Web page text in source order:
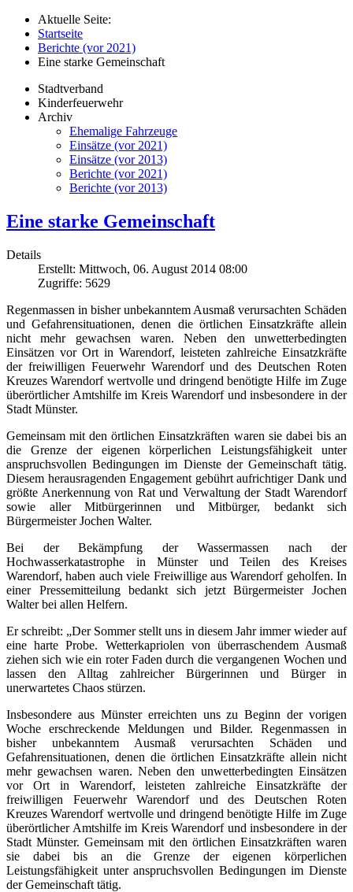
Aktuelle Seite:
Startseite
Berichte (vor 2021)
Eine starke Gemeinschaft
Stadtverband
Kinderfeuerwehr
Archiv
Ehemalige Fahrzeuge
Einsätze (vor 2021)
Einsätze (vor 2013)
Berichte (vor 2021)
Berichte (vor 2013)
Eine starke Gemeinschaft
Details
Erstellt: Mittwoch, 06. August 2014 08:00
Zugriffe: 5629
Regenmassen in bisher unbekanntem Ausmaß verursachten Schäden
und Gefahrensituationen, denen die örtlichen Einsatzkräfte allein
nicht mehr gewachsen waren. Neben den unwetterbedingten
Einsätzen vor Ort in Warendorf, leisteten zahlreiche Einsatzkräfte
der freiwilligen Feuerwehr Warendorf und des Deutschen Roten
Kreuzes Warendorf wertvolle und dringend benötigte Hilfe im Zuge
überörtlicher Amtshilfe im Kreis Warendorf und insbesondere in der
Stadt Münster.
Gemeinsam mit den örtlichen Einsatzkräften waren sie dabei bis an
die Grenze der eigenen körperlichen Leistungsfähigkeit unter
anspruchsvollen Bedingungen im Dienste der Gemeinschaft tätig.
Diesem herausragenden Engagement gebührt aufrichtiger Dank und
größte Anerkennung von Rat und Verwaltung der Stadt Warendorf
sowie aller Mitbürgerinnen und Mitbürger, bedankt sich
Bürgermeister Jochen Walter.
Bei der Bekämpfung der Wassermassen nach der
Hochwasserkatastrophe in Münster und Teilen des Kreises
Warendorf, haben auch viele Freiwillige aus Warendorf geholfen. In
einer Pressemitteilung bedankt sich jetzt Bürgermeister Jochen
Walter bei allen Helfern.
Er schreibt: „Der Sommer stellt uns in diesem Jahr immer wieder auf
eine harte Probe. Wetterkapriolen von überraschendem Ausmaß
ziehen sich wie ein roter Faden durch die vergangenen Wochen und
lassen den Alltag zahlreicher Bürgerinnen und Bürger in
unerwartetes Chaos stürzen.
Insbesondere aus Münster erreichten uns zu Beginn der vorigen
Woche erschreckende Meldungen und Bilder. Regenmassen in
bisher unbekanntem Ausmaß verursachten Schäden und
Gefahrensituationen, denen die örtlichen Einsatzkräfte allein nicht
mehr gewachsen waren. Neben den unwetterbedingten Einsätzen
vor Ort in Warendorf, leisteten zahlreiche Einsatzkräfte der
freiwilligen Feuerwehr Warendorf und des Deutschen Roten
Kreuzes Warendorf wertvolle und dringend benötigte Hilfe im Zuge
überörtlicher Amtshilfe im Kreis Warendorf und insbesondere in der
Stadt Münster. Gemeinsam mit den örtlichen Einsatzkräften waren
sie dabei bis an die Grenze der eigenen körperlichen
Leistungsfähigkeit unter anspruchsvollen Bedingungen im Dienste
der Gemeinschaft tätig.